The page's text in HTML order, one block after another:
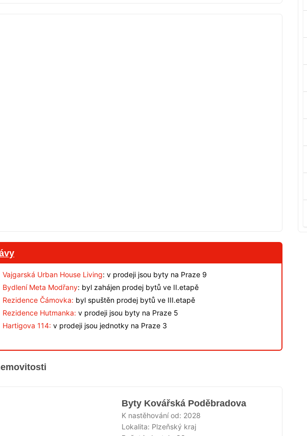
Vajgarská Urban House Living: v prodeji jsou byty na Praze 9
Bydlení Meta Modřany: byl zahájen prodej bytů ve II.etapě
Rezidence Čámovka: byl spuštěn prodej bytů ve III.etapě
Rezidence Hutmanka: v prodeji jsou byty na Praze 5
Hartigova 114: v prodeji jsou jednotky na Praze 3
Byty Kovářská Poděbradova
K nastěhování od: 2028
Lokalita: Plzeňský kraj